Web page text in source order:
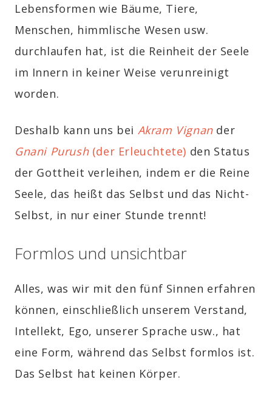
Lebensformen wie Bäume, Tiere,
Menschen, himmlische Wesen usw.
durchlaufen hat, ist die Reinheit der Seele
im Innern in keiner Weise verunreinigt
worden.
Deshalb kann uns bei Akram Vignander
Gnani Purush(der Erleuchtete) den Status
der Gottheit verleihen, indem er die Reine
Seele, das heißt das Selbst und das Nicht-
Selbst, in nur einer Stunde trennt!
Formlos und unsichtbar
Alles, was wir mit den fünf Sinnen erfahren
können, einschließlich unserem Verstand,
Intellekt, Ego, unserer Sprache usw., hat
eine Form, während das Selbst formlos ist.
Das Selbst hat keinen Körper.